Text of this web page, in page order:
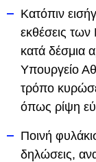
Κατόπιν
εκθέσεις
κατά δέσμια
Υπουργείο
τρόπο
όπως ρίψη
Ποινή
δηλώσεις,